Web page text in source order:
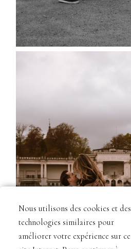
Nous utilisons des cookies et des
technologies similaires pour
améliorer votre expérience sur ce